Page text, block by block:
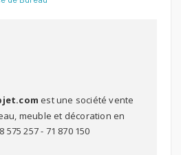
est une société vente
meuble et décoration en
575 257 - 71 870 150